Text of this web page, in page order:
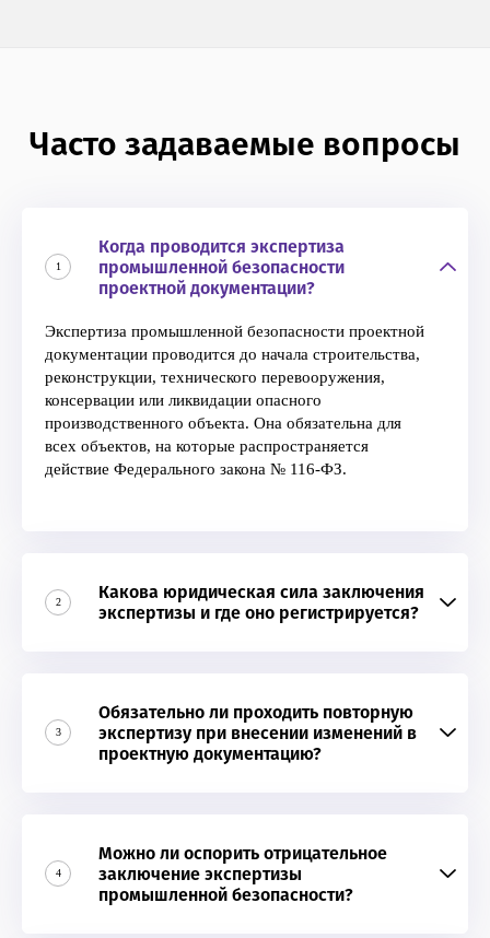
Часто задаваемые вопросы
1
Когда проводится экспертиза
промышленной безопасности
проектной документации?
Экспертиза промышленной безопасности проектной
документации проводится до начала строительства,
реконструкции, технического перевооружения,
консервации или ликвидации опасного
производственного объекта. Она обязательна для
всех объектов, на которые распространяется
действие Федерального закона № 116-ФЗ.
2
Какова юридическая сила заключения
экспертизы и где оно регистрируется?
3
Обязательно ли проходить повторную
экспертизу при внесении изменений в
проектную документацию?
4
Можно ли оспорить отрицательное
заключение экспертизы
промышленной безопасности?